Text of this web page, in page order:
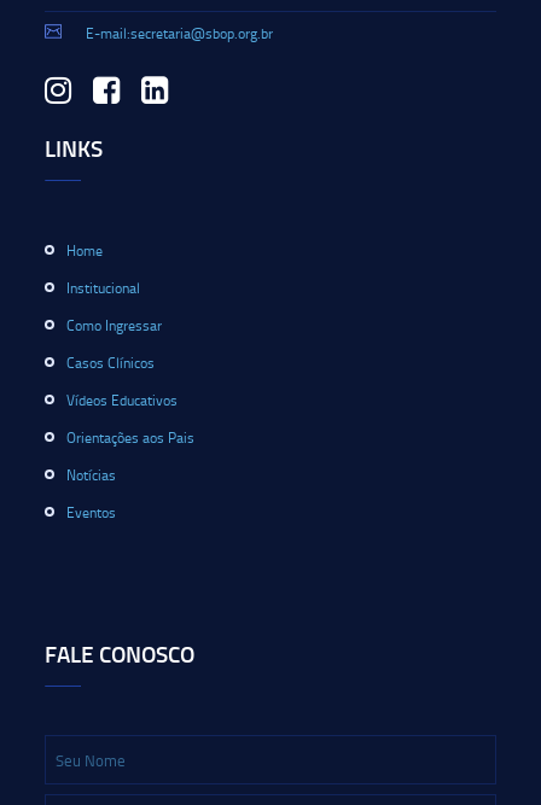
E-mail:secretaria@sbop.org.br
LINKS
Home
Institucional
Como Ingressar
Casos Clínicos
Vídeos Educativos
Orientações aos Pais
Notícias
Eventos
FALE CONOSCO